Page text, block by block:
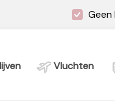
Vluchten